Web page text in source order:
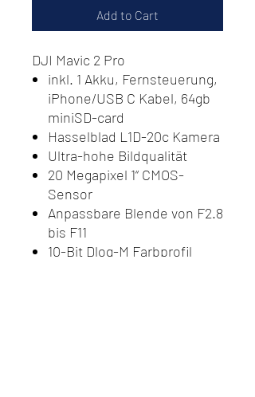
Add to Cart
DJI Mavic 2 Pro
inkl. 1 Akku, Fernsteuerung,
iPhone/USB C Kabel, 64gb
miniSD-card
Hasselblad L1D-20c Kamera
Ultra-hohe Bildqualität
20 Megapixel 1“ CMOS-
Sensor
Anpassbare Blende von F2.8
bis F11
10-Bit Dlog-M Farbprofil